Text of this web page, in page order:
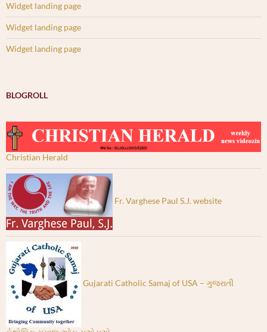
Widget landing page
Widget landing page
Widget landing page
BLOGROLL
Christian Herald
Fr. Varghese Paul S.J. website
Gujarati Catholic Samaj of USA – ગુજરાતી